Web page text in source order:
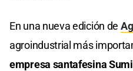
En una nueva edición de
agroindustrial más
empresa santafesina